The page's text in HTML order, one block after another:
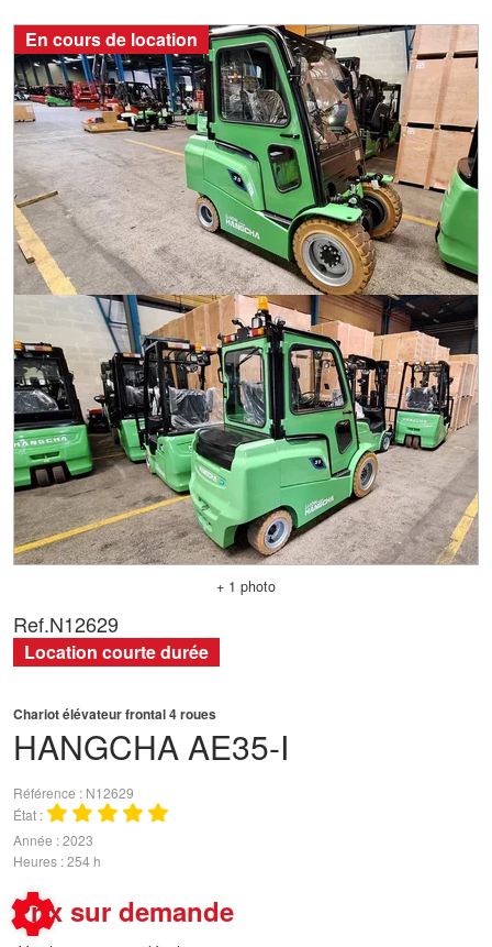
En cours de location
+ 1 photo
HANGCHAAE35-I
Chariot élévateur frontal 4 roues
Référence
N12629
État
Année 2023
Heures 254 h
Prix sur demande
Ref.N12629
Location courte durée